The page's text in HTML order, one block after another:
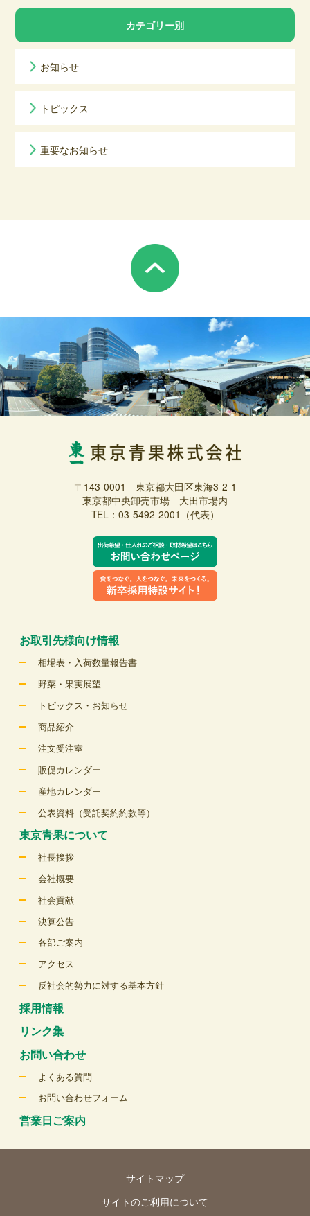
カテゴリー別
お知らせ
トピックス
重要なお知らせ
〒143-0001 東京都大田区東海3-2-1
東京都中央卸売市場 大田市場内
TEL：03-5492-2001（代表）
お取引先様向け情報
相場表・入荷数量報告書
野菜・果実展望
トピックス・お知らせ
商品紹介
注文受注室
販促カレンダー
産地カレンダー
公表資料（受託契約約款等）
東京青果について
社長挨拶
会社概要
社会貢献
決算公告
各部ご案内
アクセス
反社会的勢力に対する基本方針
採用情報
リンク集
お問い合わせ
よくある質問
お問い合わせフォーム
営業日ご案内
サイトマップ
サイトのご利用について